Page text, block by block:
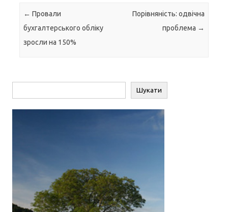
Навігація по запису
← Провали
бухгалтерського обліку
зросли на 150%
Порівняність: одвічна
проблема →
Шукати